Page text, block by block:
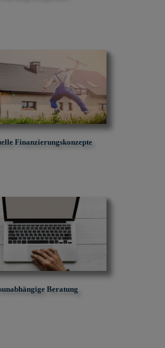
Finanzierungskonzepte
Beratung